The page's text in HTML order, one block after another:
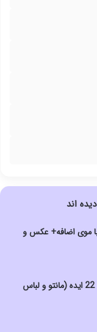
اند
با موی اضافه+ عکس و
تزیین لباس مشکی ساده با 22 ایده (مانتو و لباس